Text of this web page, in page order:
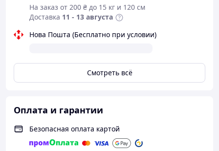
На заказ от 200 ₴ до 15 кг и 120 см
Доставка 11 - 13 августа
Нова Пошта (Бесплатно при условии)
Смотреть всё
Оплата и гарантии
Безопасная оплата картой